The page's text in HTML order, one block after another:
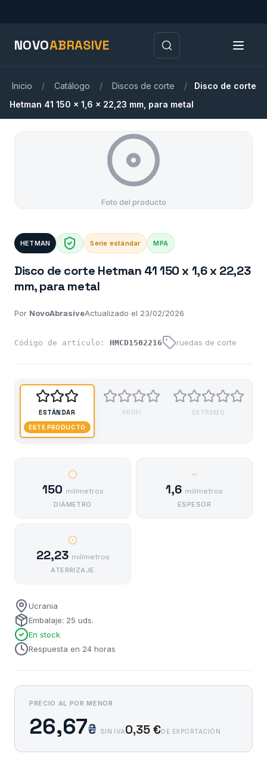
NOVOABRASIVE
Inicio / Catálogo / Discos de corte /
Disco de corte
Hetman 41 150 x 1,6 x 22,23 mm, para metal
Foto del producto
HETMAN Serie estándar MPA
Disco de corte Hetman 41 150 x 1,6 x 22,23
mm, para metal
Por NovoAbrasiveActualizado el 23/02/2026
Código de artículo: HMCD1502216 ruedas de corte
ESTÁNDAR
ESTE PRODUCTO
PROFI EXTREMO
150 milímetros
DIÁMETRO
1,6 milímetros
ESPESOR
22,23 milímetros
ATERRIZAJE
Ucrania
Embalaje: 25 uds.
En stock
Respuesta en 24 horas
PRECIO AL POR MENOR
26,67₴ SIN IVA0,35 €DE EXPORTACIÓN